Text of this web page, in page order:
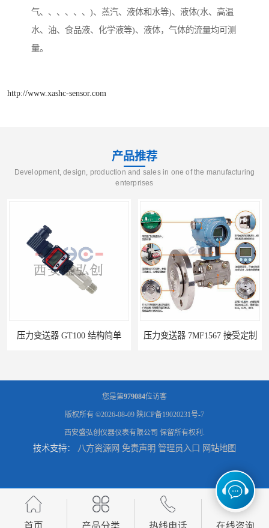
气、、、、、、)、蒸汽、液体和水等)、液体(水、高温
水、油、食品液、化学液等)、液体，气体的流量均可测
量。
http://www.xashc-sensor.com
产品推荐
Development, design, production and sales in one of the manufacturing
enterprises
压力变送器 7MF1567 接受定制 压力变送器 ZPM213 按需定制
压力变送器 ZF-S-X 性能稳定 压力变送器 P300S 施工方案
您是第979084位访客
版权所有 ©2026-08-09 陕ICP备19020231号-7
西安盛弘创仪器仪表有限公司 保留所有权利.
技术支持： 八方资源网 免责声明 管理员入口 网站地图
首页 产品分类 热线电话 在线咨询